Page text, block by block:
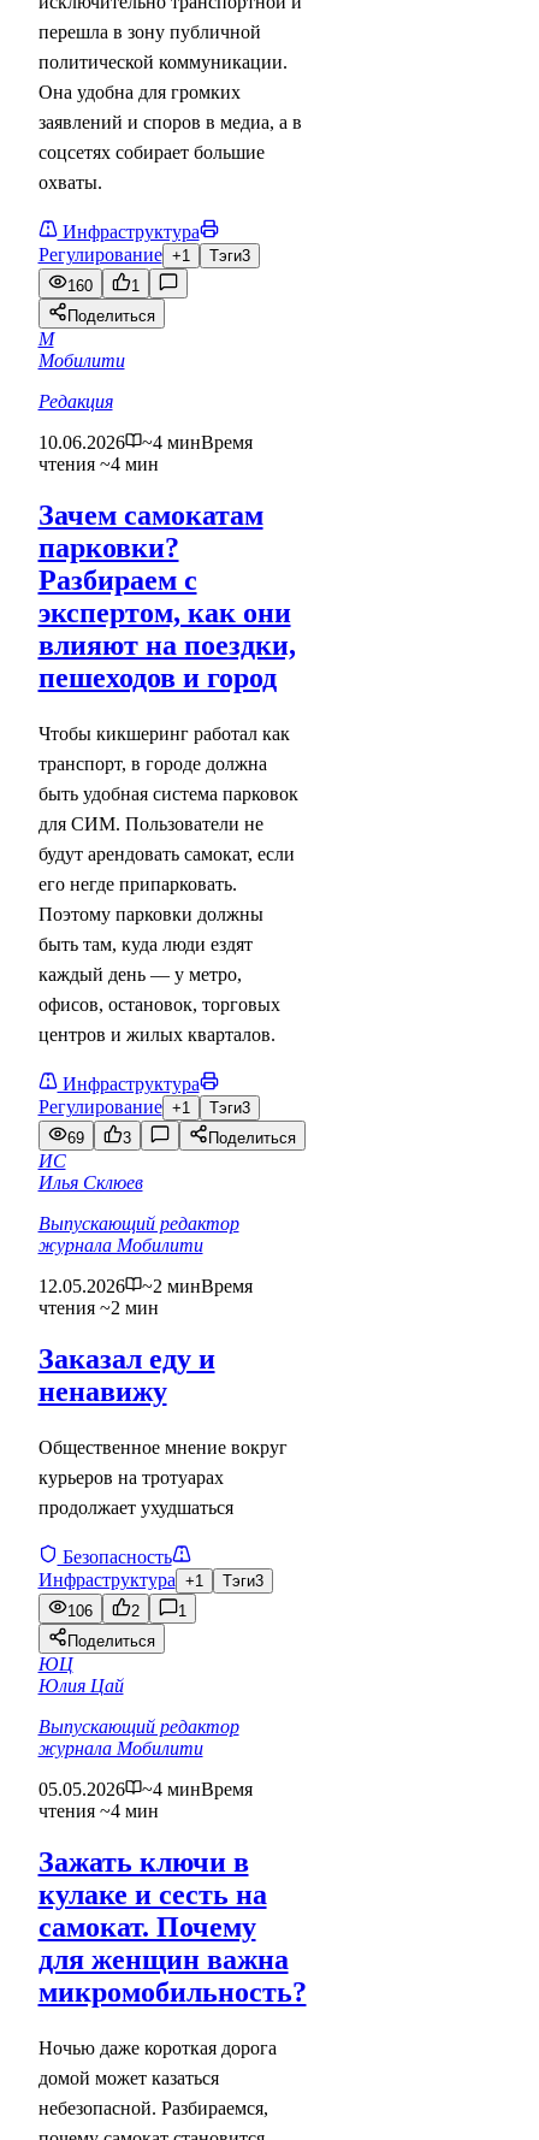
перешла в зону публичной
политической коммуникации.
Она удобна для громких
заявлений и споров в медиа, а в
соцсетях собирает большие
охваты.
Инфраструктура
Регулирование +1 Тэги3
160
1
Поделиться
М
Мобилити
Редакция
10.06.2026
~4 минВремя
чтения ~4 мин
Зачем самокатам
парковки?
Разбираем с
экспертом, как они
влияют на поездки,
пешеходов и город
Чтобы кикшеринг работал как
транспорт, в городе должна
быть удобная система парковок
для СИМ. Пользователи не
будут арендовать самокат, если
его негде припарковать.
Поэтому парковки должны
быть там, куда люди ездят
каждый день — у метро,
офисов, остановок, торговых
центров и жилых кварталов.
Инфраструктура
Регулирование +1 Тэги3
69
3 Поделиться
ИС
Илья Склюев
Выпускающий редактор
журнала Мобилити
12.05.2026
~2 минВремя
чтения ~2 мин
Заказал еду и
ненавижу
Общественное мнение вокруг
курьеров на тротуарах
продолжает ухудшаться
Безопасность
Инфраструктура +1 Тэги3
106
2
1
Поделиться
ЮЦ
Юлия Цай
Выпускающий редактор
журнала Мобилити
05.05.2026
~4 минВремя
чтения ~4 мин
Зажать ключи в
кулаке и сесть на
самокат. Почему
для женщин важна
микромобильность?
Ночью даже короткая дорога
домой может казаться
небезопасной. Разбираемся,